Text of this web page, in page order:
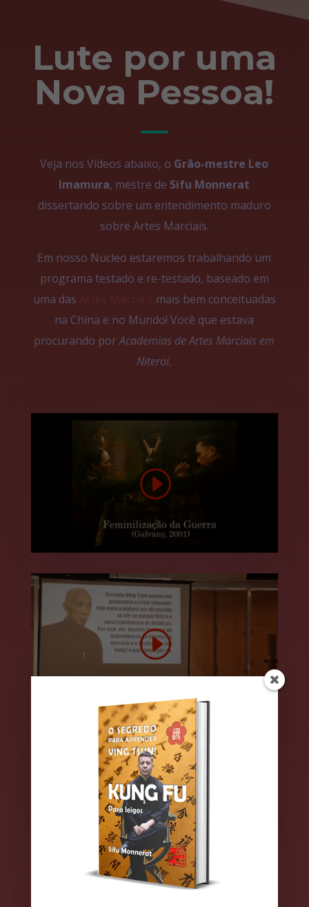
Lute por uma
Nova Pessoa!
Veja nos Vídeos abaixo, o Grão-mestre Leo
Imamura, mestre de Sifu Monnerat
dissertando sobre um entendimento maduro
sobre Artes Marciais.
Em nosso Núcleo estaremos trabalhando um
programa testado e re-testado, baseado em
uma das
mais bem conceituadas
na China e no Mundo! Você que estava
procurando porAcademias de Artes Marciais em
Niteroi.